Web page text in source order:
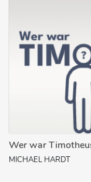
Wer war
MICHAEL HARDT